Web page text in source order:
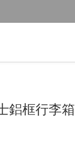
鋁框行李箱